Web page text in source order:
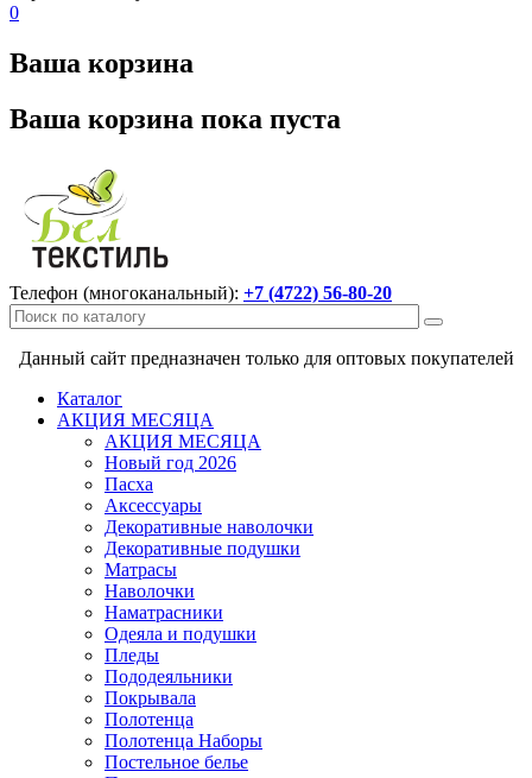
0
Ваша корзина
Ваша корзина пока пуста
Телефон (многоканальный): +7 (4722) 56-80-20
Данный сайт предназначен только для оптовых покупателей
Каталог
АКЦИЯ МЕСЯЦА
АКЦИЯ МЕСЯЦА
Новый год 2026
Пасха
Аксессуары
Декоративные наволочки
Декоративные подушки
Матрасы
Наволочки
Наматрасники
Одеяла и подушки
Пледы
Пододеяльники
Покрывала
Полотенца
Полотенца Наборы
Постельное белье